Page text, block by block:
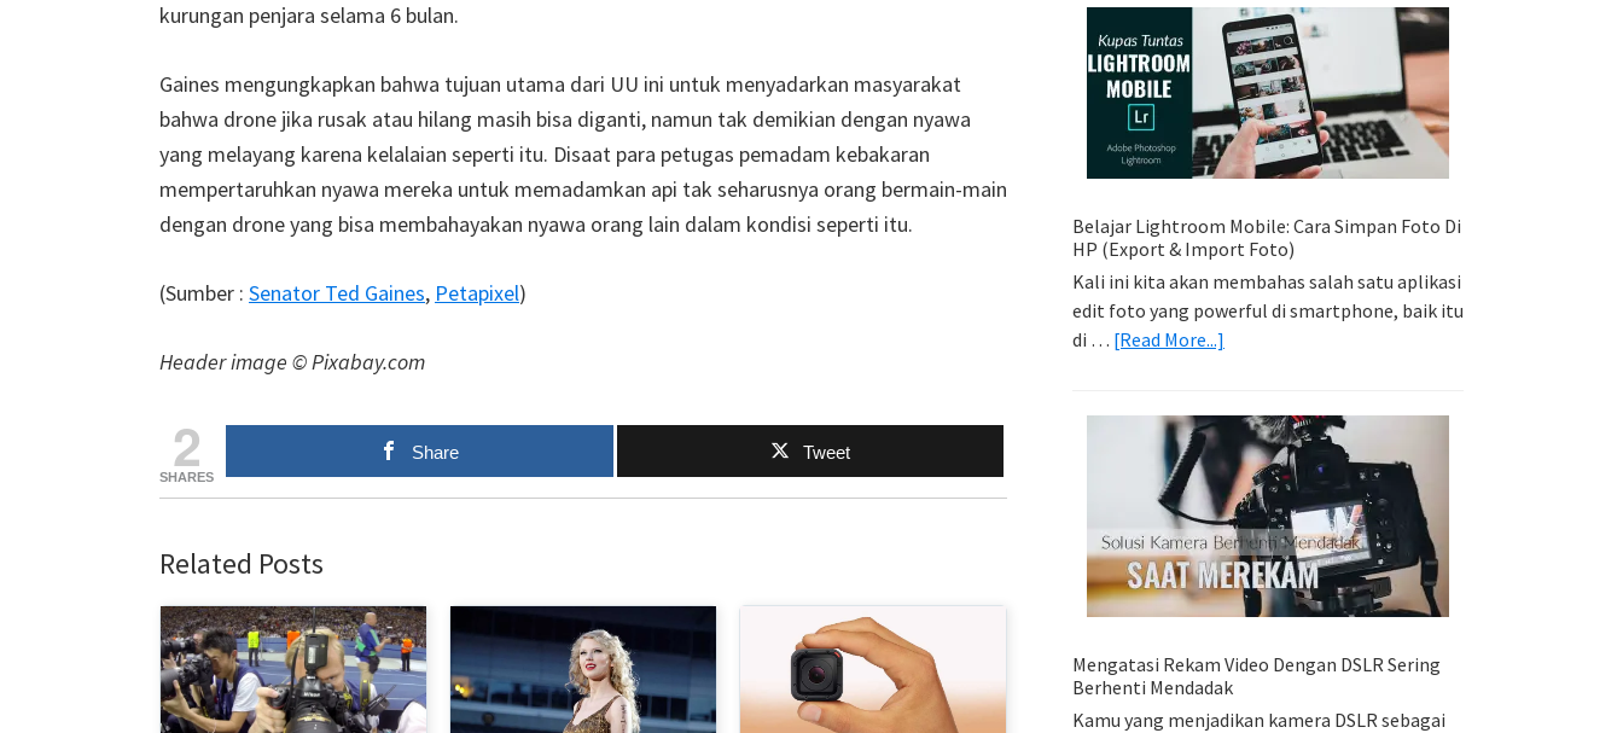
kurungan penjara selama 6 bulan.
Gaines mengungkapkan bahwa tujuan utama dari UU ini untuk menyadarkan masyarakat
bahwa drone jika rusak atau hilang masih bisa diganti, namun tak demikian dengan nyawa
yang melayang karena kelalaian seperti itu. Disaat para petugas pemadam kebakaran
mempertaruhkan nyawa mereka untuk memadamkan api tak seharusnya orang bermain-main
dengan drone yang bisa membahayakan nyawa orang lain dalam kondisi seperti itu.
(Sumber : Senator Ted Gaines, Petapixel)
Header image © Pixabay.com
2
SHARES
Share Tweet
Related Posts
Sederhana:
Memadukan
Light
Trail
Dengan
Belajar Lightroom Mobile: Cara Simpan Foto Di
HP (Export & Import Foto)
Kali ini kita akan membahas salah satu aplikasi
edit foto yang powerful di smartphone, baik itu
di … [Read More...]
Mobile:
Cara
Simpan
Foto
Di
HP
(Export
Import
Foto)
Mengatasi Rekam Video Dengan DSLR Sering
Berhenti Mendadak
Kamu yang menjadikan kamera DSLR sebagai